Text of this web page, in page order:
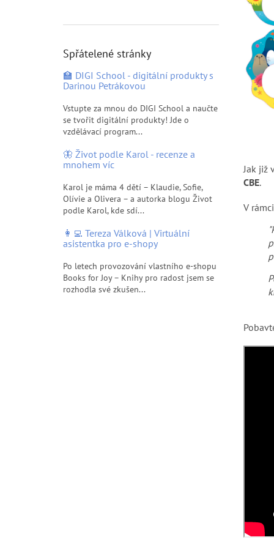
Spřátelené stránky
🏫 DIGI School - digitální produkty s
Darinou Petrákovou
Vstupte za mnou do DIGI School a naučte
se tvořit digitální produkty! Jde o
vzdělávací program...
🦋 Život podle Karol - recenze a
mnohem víc
Karol je máma 4 dětí – Klaudie, Sofie,
Olívie a Olivera – a autorka blogu Život
podle Karol, kde sdí...
👩‍💻 Tereza Válková | Virtuální
asistentka pro e-shopy
Po letech provozování vlastního e-shopu
Books for Joy – Knihy pro radost jsem se
rozhodla své zkušen...
Jak již
CBE.
V